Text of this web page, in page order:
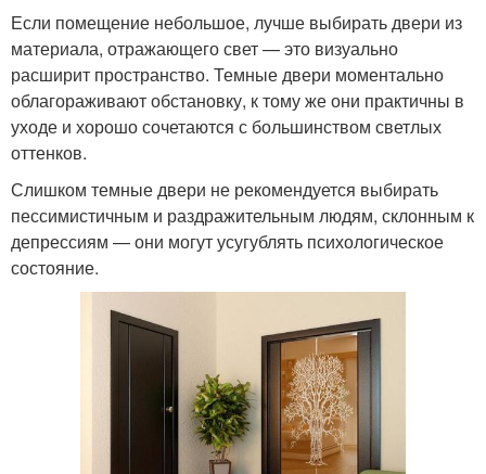
Если помещение небольшое, лучше выбирать двери из
материала, отражающего свет — это визуально
расширит пространство. Темные двери моментально
облагораживают обстановку, к тому же они практичны в
уходе и хорошо сочетаются с большинством светлых
оттенков.
Слишком темные двери не рекомендуется выбирать
пессимистичным и раздражительным людям, склонным к
депрессиям — они могут усугублять психологическое
состояние.